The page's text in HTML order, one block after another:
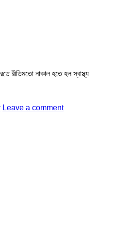
রীতিমতো নাকাল হতে হল স্বাস্থ্য
Leave a comment